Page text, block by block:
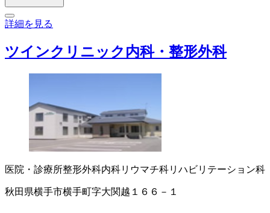
詳細を見る
ツインクリニック内科・整形外科
医院・診療所整形外科内科リウマチ科リハビリテーション科
秋田県横手市横手町字大関越１６６－１